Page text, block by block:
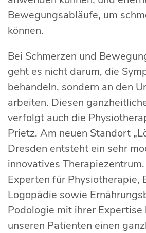
Bewegungsabläufe, um
können.
Bei Schmerzen und
geht es nicht darum, die
behandeln, sondern an den
arbeiten. Diesen
verfolgt auch die
Prietz. Am neuen Standort
Dresden entsteht ein sehr
innovatives
Experten für Physiotherapie,
Logopädie sowie
Podologie mit ihrer Expertise
unseren Patienten einen